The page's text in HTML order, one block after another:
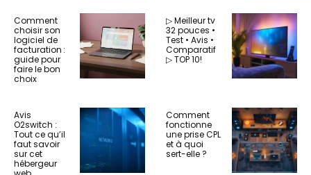
Comment
choisir son
logiciel de
facturation :
guide pour
faire le bon
choix
▷ Meilleur tv
32 pouces •
Test • Avis •
Comparatif
▷ TOP 10!
Avis
O2switch :
Tout ce qu’il
faut savoir
sur cet
hébergeur
Comment
fonctionne
une prise CPL
et à quoi
sert-elle ?